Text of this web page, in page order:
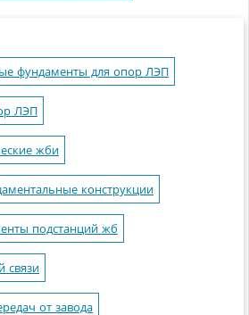
фундаменты для опор ЛЭП
ЛЭП
жби
конструкции
подстанций жб
связи
от завода